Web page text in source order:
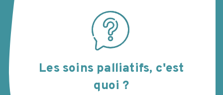
Les soins palliatifs, c'est
quoi ?